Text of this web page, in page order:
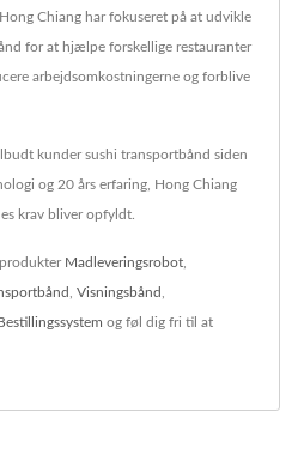
Chiang har fokuseret på at udvikle
for at hjælpe forskellige restauranter
arbejdsomkostningerne og forblive
kunder sushi transportbånd siden
og 20 års erfaring, Hong Chiang
krav bliver opfyldt.
Madleveringsrobot
Visningsbånd
og føl dig fri til at